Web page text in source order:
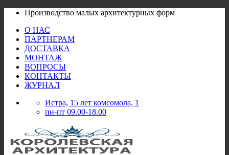
Skip
content
Производство малых архитектурных форм
О НАС
ПАРТНЕРАМ
ДОСТАВКА
МОНТАЖ
ВОПРОСЫ
КОНТАКТЫ
ЖУРНАЛ
Истра, 15 лет комсомола, 1
пн-пт 09.00-18.00